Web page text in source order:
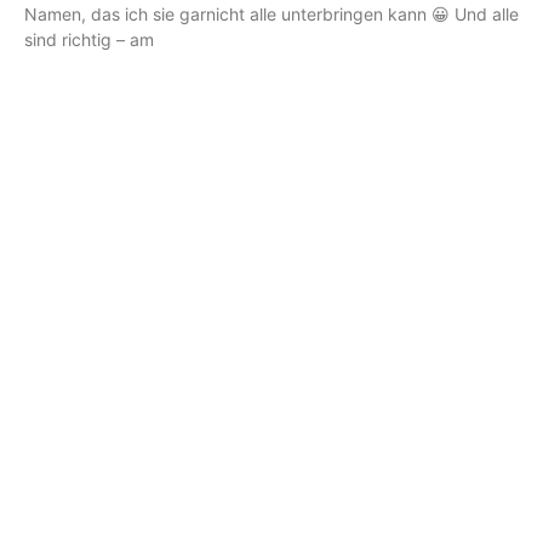
Namen, das ich sie garnicht alle unterbringen kann 😀 Und alle
sind richtig – am